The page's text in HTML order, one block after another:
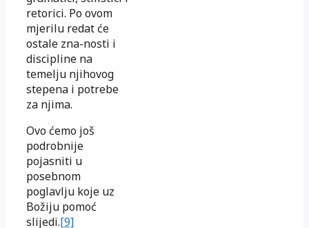
retorici. Po ovom
mjerilu redat će
ostale zna-nosti i
discipline na
temelju njihovog
stepena i potrebe
za njima.
Ovo ćemo još
podrobnije
pojasniti u
posebnom
poglavlju koje uz
Božiju pomoć
slijedi.[9]